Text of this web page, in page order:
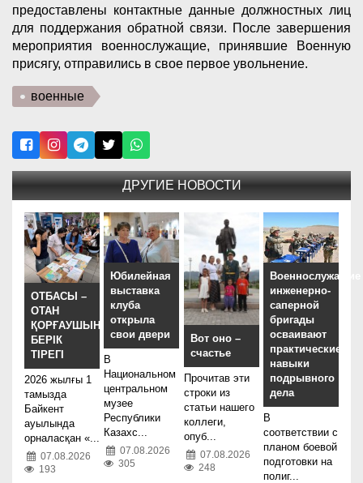
предоставлены контактные данные должностных лиц
для поддержания обратной связи. После завершения
мероприятия военнослужащие, принявшие Военную
присягу, отправились в свое первое увольнение.
военные
ДРУГИЕ НОВОСТИ
ОТБАСЫ –
ОТАН
ҚОРҒАУШЫНЫҢ
БЕРІК
ТІРЕГІ
2026 жылғы 1
тамызда
Байкент
ауылында
орналасқан «...
07.08.2026
193
Юбилейная
выставка
клуба
открыла
свои двери
В
Национальном
центральном
музее
Республики
Казахс...
07.08.2026
305
Вот оно –
счастье
Прочитав эти
строки из
статьи нашего
коллеги,
опуб...
07.08.2026
248
Военнослужащие
инженерно-
саперной
бригады
осваивают
практические
навыки
подрывного
дела
В
соответствии с
планом боевой
подготовки на
полиг...